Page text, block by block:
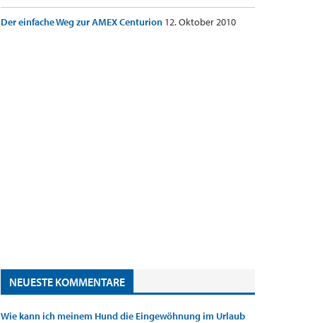
Der einfache Weg zur AMEX Centurion 12. Oktober 2010
NEUESTE KOMMENTARE
Wie kann ich meinem Hund die Eingewöhnung im Urlaub